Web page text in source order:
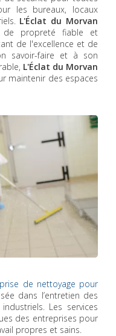
les bureaux, locaux
L'Éclat du Morvan
propreté fiable et
de l'excellence et de
savoir-faire et à son
L'Éclat du Morvan
maintenir des espaces
de nettoyage pour
dans l’entretien des
Les services
des entreprises pour
propres et sains.